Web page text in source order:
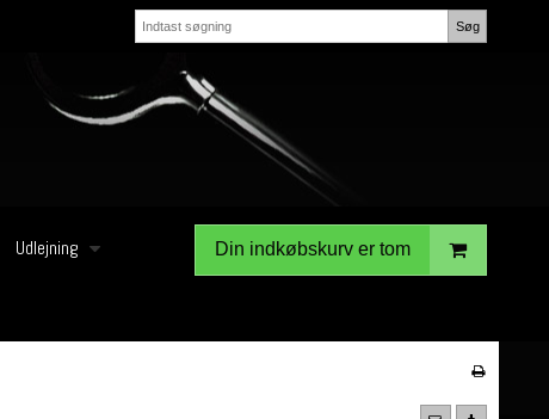
Søg
Udlejning
Din indkøbskurv er tom